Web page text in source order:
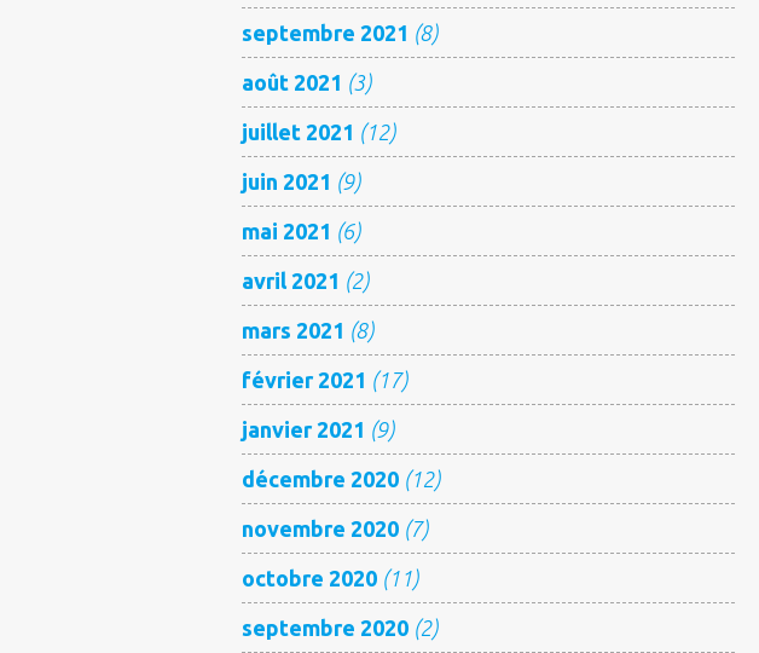
septembre 2021 (8)
août 2021 (3)
juillet 2021 (12)
juin 2021 (9)
mai 2021 (6)
avril 2021 (2)
mars 2021 (8)
février 2021 (17)
janvier 2021 (9)
décembre 2020 (12)
novembre 2020 (7)
octobre 2020 (11)
septembre 2020 (2)